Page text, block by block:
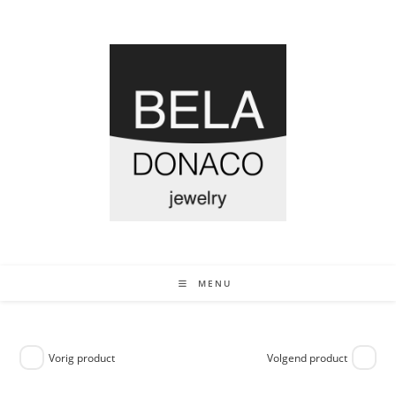
MENU
Vorig product Volgend product